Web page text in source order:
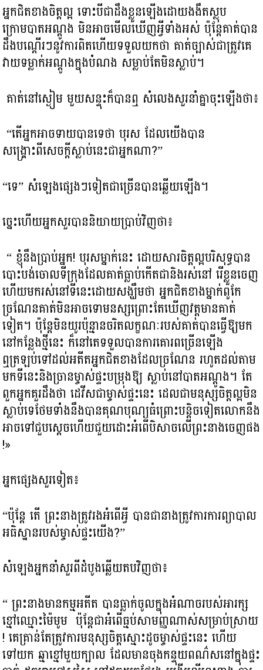
អ្នកជិតខាងចិត្តល្អ​​ ទោះបីជាដឹងខ្លួនឡើងដោយ​ងងឹតស្លុប
ក្រោមបាតអណ្តូង មិនអាចមើលឃើញអ្វីទាំងអស់ ប៉ុន្តែគាត់បាន
ដឹងបណ្តើរៗនូវការពិត​ហើយ​ទទួលយកថា គាត់ច្បាស់ជាត្រូវគេ
វាយទម្លាក់អណ្តូងក្នុងបំណង​ សម្លាប់តែមិនស្លាប់។
គាត់នៅស្ងៀម មួយសន្ទុះក៏បានឮ សំលេងសួរនាំគ្នា​ចុះឡើង​ថា៖
“តើអ្នកអាចទាយបានទេថា បុរស ដែលយើងបាន
សង្រ្គោះពីសេចក្តីស្លាប់នេះជាអ្នកណា?”
“ទេ” សំឡេង​ផ្សេងៗទៀតជាច្រើនបានឆ្លើយឡើង។
ច្នេះហើយ​អ្នកសួរ​បាននិយាយប្រាប់វិញថា​៖
“ ខ្ញុំនឹងប្រាប់អ្នក! បុរសម្នាក់នេះ ដោយសារចិត្តល្អបរិសុទ្ធបាន
បោះបង់ចោលទីក្រុងដែលគាត់ធ្លាប់កើតជានិងរស់នៅ រើខ្លួនចេញ
ហើយមករស់នៅទីនេះដោយសង្ឃឹមថា អ្នកជិតខាងម្នាក់ពូកែ
ច្រណែនគាត់មិនអាច​ទោមនស្ស​ព្រោះតែឃើញវត្តមានគាត់
ទៀត។ ប៉ុន្តែមិនយូរប៉ុន្មានចរិតលក្ខណៈរបស់គាត់បានធ្វើឱ្យមក
នៅកន្លែងថ្មីនេះ ក៏នៅតេ​ទទួលបានការគោរពច្រើនឡើង ​
ឮត្រឡប់​ទៅដល់អតីតអ្នកជិតខាងដែលច្រណែន រហូតដល់តាម
មកទីនេះនិងច្រានម្ចាស់ផ្ទះបម្រុង​​ឱ្យ ស្លាប់នៅបាតអណ្តូង។ តែ
ពួកអ្នកគួរដឹងថា ដេវីសជាម្ចាស់ផ្ទះនេះ ដេលជាមនុស្ស​ចិត្ត​ល្អមិន
ស្លាប់ទេ​ថែមទាំង​នឹងបានគុណបុណ្យធំ​ព្រោះបន្តិចទៀត​លោកនឹង
អាចទៅជួបស្តេច​ហើយ​ជួយដោះអំពើបិសាចលើព្រះនាង​ចេញផង
!»
អ្នកផ្សេងសួរទៀត៖
“ប៉ុន្តែ តើ ព្រះនាងត្រូវរងអំពើអ្វី បានជានាងត្រូវការការព្យាបាល
អធិស្ឋានរបស់ម្ចាស់ផ្ទះយើង?”
សំឡេងអ្នកនាំសួរ​ពី​ដំបូងឆ្លើយតបវិញថា៖
“ ព្រះនាងមានកម្ម​អតីត បានធ្លាក់ចូលក្នុងអំណាចរបស់អារក្ស​
ខ្មៅឈ្មោះម៉ៃមូម ប៉ុន្តែជាអំពើធ្មប់សាមញ្ញណាស់សម្រាប់ស្រាយ
! គេគ្រាន់តែត្រូវការមនុស្ស​ចិត្តស្មោះដូចម្ចាស់ផ្ទះនេះ ហើយ
ទៅយក ឆ្មាខ្មៅមួយក្បាល ដែលមានចុងកន្ទុយពណ៌សនៅក្នុងផ្ទះ